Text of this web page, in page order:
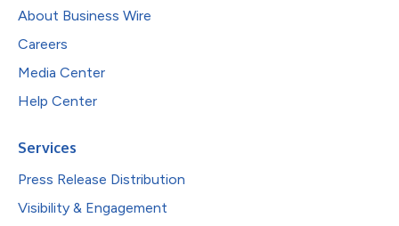
About Business Wire
Careers
Media Center
Help Center
Services
Press Release Distribution
Visibility & Engagement